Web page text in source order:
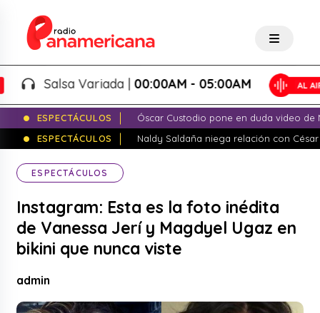
Salsa Variada |00:00AM - 05:00AM
ESPECTÁCULOS
Óscar Custodio pone en duda video de
ESPECTÁCULOS
Naldy Saldaña niega relación con
ESPECTÁCULOS
Instagram: Esta es la foto inédita
de Vanessa Jerí y Magdyel Ugaz en
bikini que nunca viste
admin